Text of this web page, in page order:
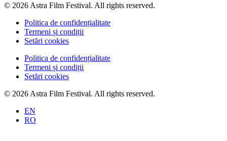
© 2026 Astra Film Festival. All rights reserved.
Politica de confidențialitate
Termeni și condiții
Setări cookies
Politica de confidențialitate
Termeni și condiții
Setări cookies
© 2026 Astra Film Festival. All rights reserved.
EN
RO